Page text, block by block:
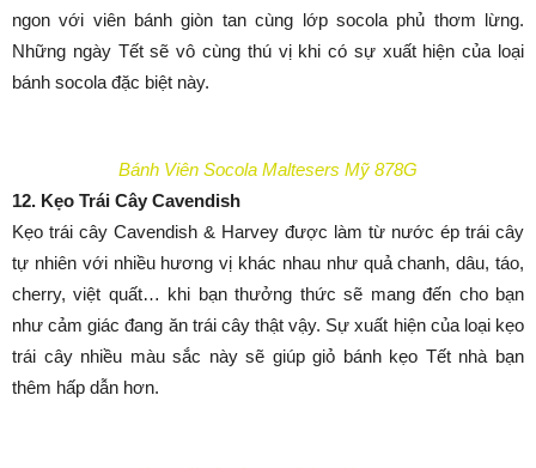
ngon với viên bánh giòn tan cùng lớp socola phủ thơm lừng.
Những ngày Tết sẽ vô cùng thú vị khi có sự xuất hiện của loại
bánh socola đặc biệt này.
Bánh Viên Socola Maltesers Mỹ 878G
12. Kẹo Trái Cây Cavendish
Kẹo trái cây Cavendish & Harvey được làm từ nước ép trái cây
tự nhiên với nhiều hương vị khác nhau như quả chanh, dâu, táo,
cherry, việt quất… khi bạn thưởng thức sẽ mang đến cho bạn
như cảm giác đang ăn trái cây thật vậy. Sự xuất hiện của loại kẹo
trái cây nhiều màu sắc này sẽ giúp giỏ bánh kẹo Tết nhà bạn
thêm hấp dẫn hơn.